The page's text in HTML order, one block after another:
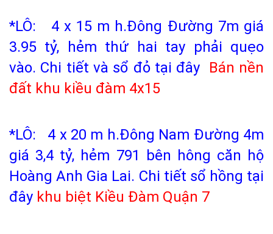
*LÔ: 4 x 15 m h.Đông Đường 7m giá
3.95 tỷ, hẻm thứ hai tay phải quẹo
vào. Chi tiết và sổ đỏ tại đây
Bán nền
đất khu kiều đàm 4x15
*LÔ: 4 x 20 m h.Đông Nam Đường 4m
giá 3,4 tỷ, hẻm 791 bên hông căn hộ
Hoàng Anh Gia Lai. Chi tiết sổ hồng tại
đây khu biệt Kiều Đàm Quận 7